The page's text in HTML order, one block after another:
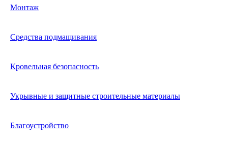
Монтаж
Средства подмащивания
Кровельная безопасность
Укрывные и защитные строительные материалы
Благоустройство